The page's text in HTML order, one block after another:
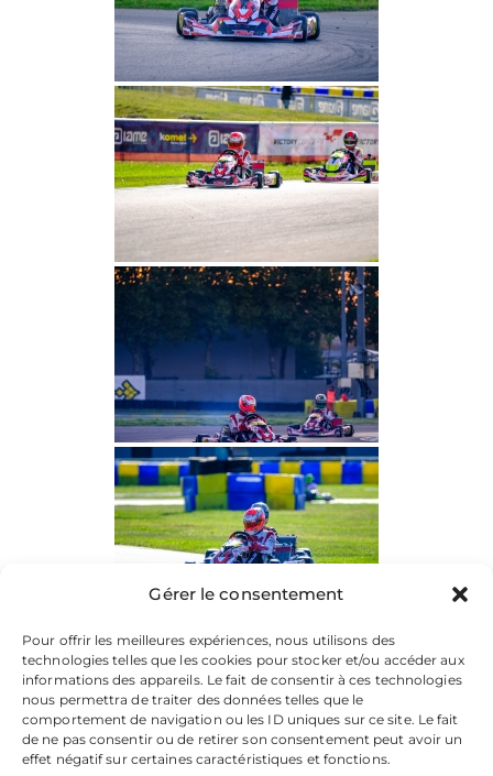
Gérer le consentement
Pour offrir les meilleures expériences, nous utilisons des
technologies telles que les cookies pour stocker et/ou accéder aux
informations des appareils. Le fait de consentir à ces technologies
nous permettra de traiter des données telles que le
comportement de navigation ou les ID uniques sur ce site. Le fait
de ne pas consentir ou de retirer son consentement peut avoir un
effet négatif sur certaines caractéristiques et fonctions.